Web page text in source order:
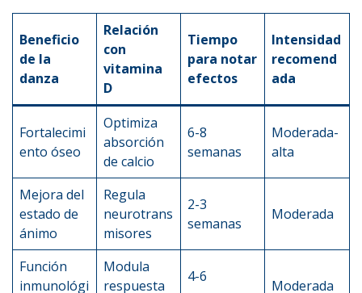
Beneficio
de la
danza
Relación
con
vitamina
D
Tiempo
para notar
efectos
Intensidad
recomend
ada
Fortalecimi
ento óseo
Optimiza
absorción
de calcio
6-8
semanas
Moderada-
alta
Mejora del
estado de
ánimo
Regula
neurotrans
misores
2-3
semanas
Moderada
Función
inmunológi
Modula
respuesta
4-6
Moderada